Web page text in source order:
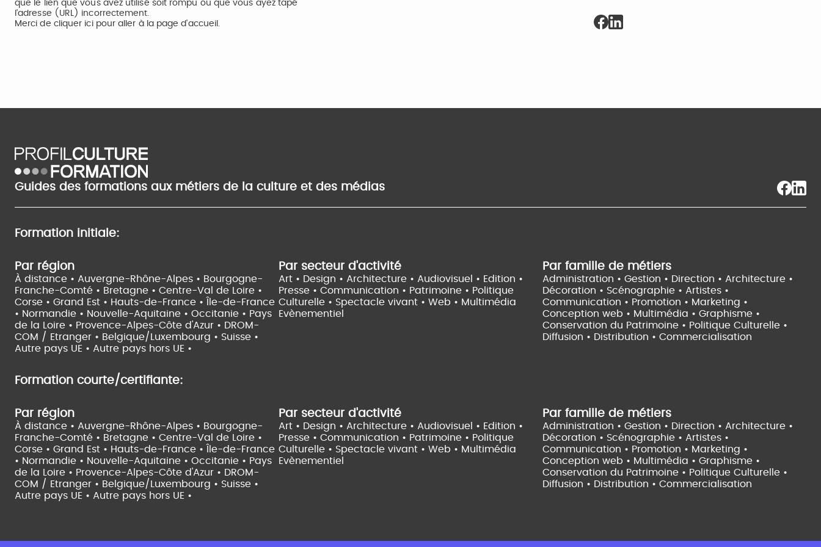
que le lien que vous avez utilisé soit rompu ou que vous ayez tapé
l’adresse (URL) incorrectement.
Merci de cliquer icipour aller à la page d'accueil.
Guides des formations aux métiers de la culture et des médias
Formation initiale:
Par région
À distance • Auvergne-Rhône-Alpes • Bourgogne-
Franche-Comté • Bretagne • Centre-Val de Loire •
Corse • Grand Est • Hauts-de-France •
Île-de-France
• Normandie • Nouvelle-Aquitaine • Occitanie • Pays
de la Loire • Provence-Alpes-Côte d'Azur • DROM-
COM / Etranger • Belgique/Luxembourg • Suisse •
Autre pays UE • Autre pays hors UE •
Par secteur d'activité
Art • Design • Architecture • Audiovisuel • Edition •
Presse • Communication • Patrimoine • Politique
Culturelle • Spectacle vivant • Web • Multimédia
Evènementiel
Par famille de métiers
Administration • Gestion • Direction • Architecture •
Décoration • Scénographie • Artistes •
Communication • Promotion • Marketing •
Conception web • Multimédia • Graphisme •
Conservation du Patrimoine • Politique Culturelle •
Diffusion • Distribution • Commercialisation
Formation courte/certifiante:
Par région
À distance • Auvergne-Rhône-Alpes • Bourgogne-
Franche-Comté • Bretagne • Centre-Val de Loire •
Corse • Grand Est • Hauts-de-France •
Île-de-France
• Normandie • Nouvelle-Aquitaine • Occitanie • Pays
de la Loire • Provence-Alpes-Côte d'Azur • DROM-
COM / Etranger • Belgique/Luxembourg • Suisse •
Autre pays UE • Autre pays hors UE •
Par secteur d'activité
Art • Design • Architecture • Audiovisuel • Edition •
Presse • Communication • Patrimoine • Politique
Culturelle • Spectacle vivant • Web • Multimédia
Evènementiel
Par famille de métiers
Administration • Gestion • Direction • Architecture •
Décoration • Scénographie • Artistes •
Communication • Promotion • Marketing •
Conception web • Multimédia • Graphisme •
Conservation du Patrimoine • Politique Culturelle •
Diffusion • Distribution • Commercialisation